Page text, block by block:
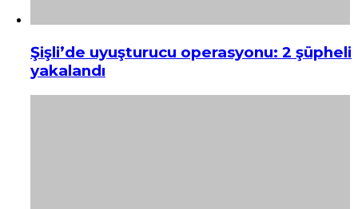
Şişli’de uyuşturucu operasyonu: 2 şüpheli
yakalandı